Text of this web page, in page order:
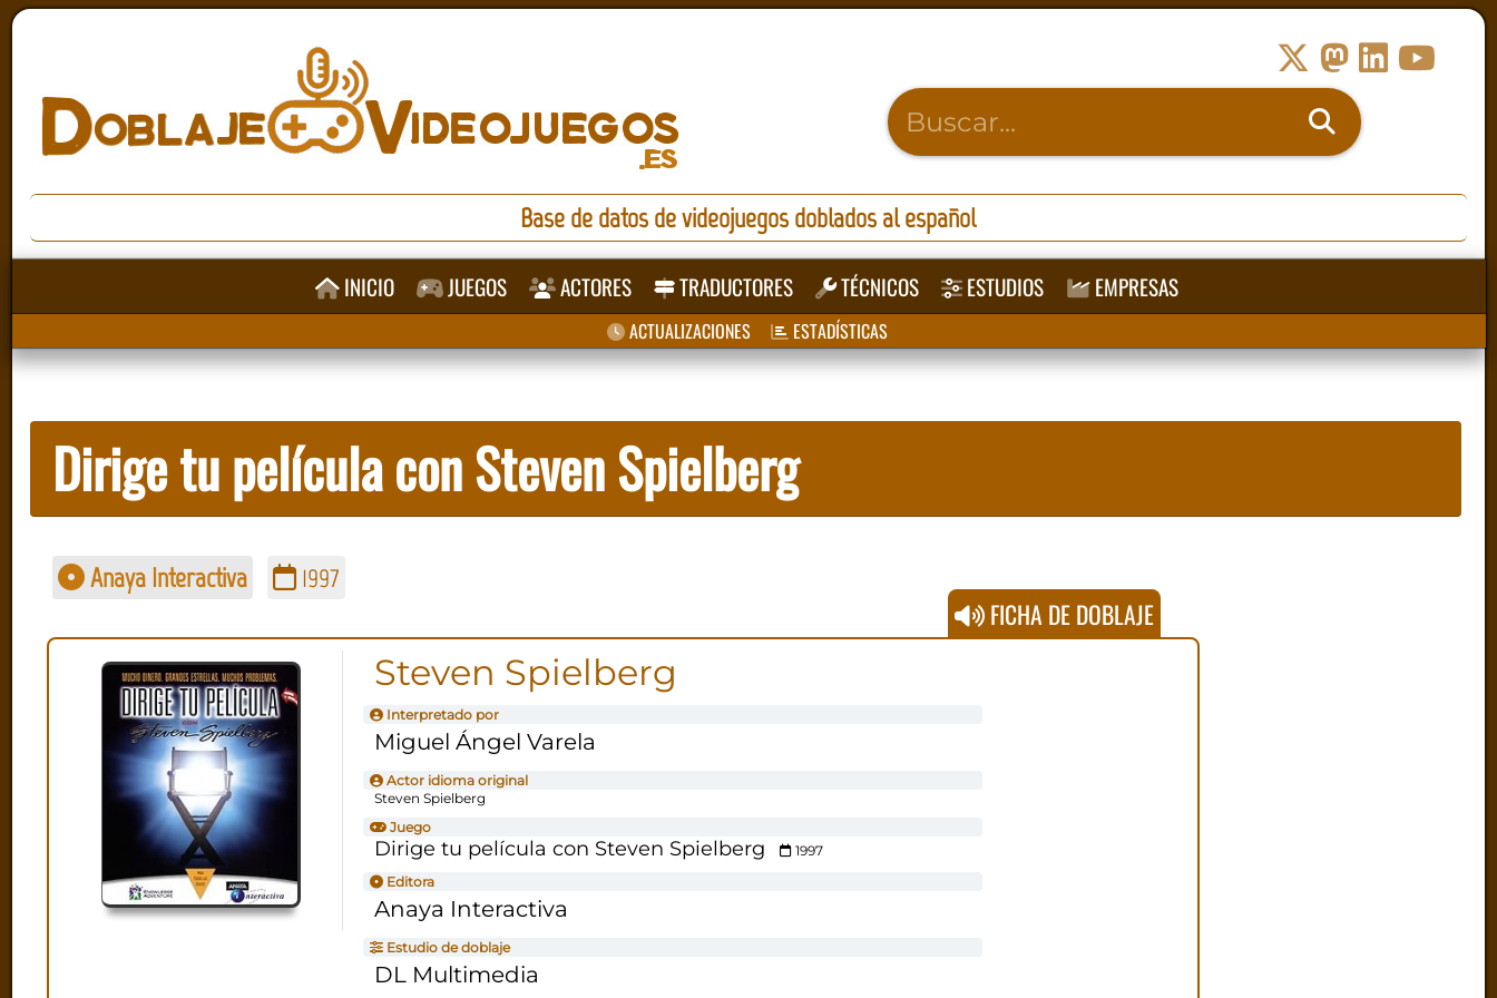
Base de datos de videojuegos doblados al español
INICIO JUEGOS ACTORES TRADUCTORES TÉCNICOS ESTUDIOS EMPRESAS
ACTUALIZACIONES ESTADÍSTICAS
Dirige tu película con Steven Spielberg
Anaya Interactiva 1997
FICHA DE DOBLAJE
Steven Spielberg
Interpretado por
Miguel Ángel Varela
Actor idioma original
Steven Spielberg
Juego
Dirige tu película con Steven Spielberg
1997
Editora
Anaya Interactiva
Estudio de doblaje
DL Multimedia